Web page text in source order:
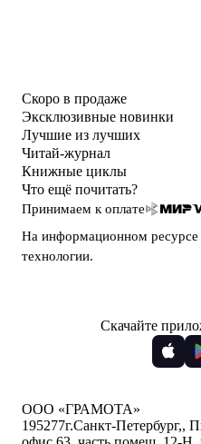
Скоро в продаже
Эксклюзивные новинки
Лучшие из лучших
Читай-журнал
Книжные циклы
Что ещё почитать?
Принимаем к оплате
На информационном
технологии.
Скачайте
ООО «ГРАМОТА»
195277г.Санкт-Петербург,,